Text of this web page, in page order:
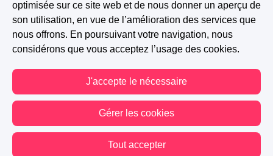
optimisée sur ce site web et de nous donner un aperçu de
son utilisation, en vue de l’amélioration des services que
nous offrons. En poursuivant votre navigation, nous
considérons que vous acceptez l’usage des cookies.
J'accepte le nécessaire
Gérer les cookies
Tout accepter